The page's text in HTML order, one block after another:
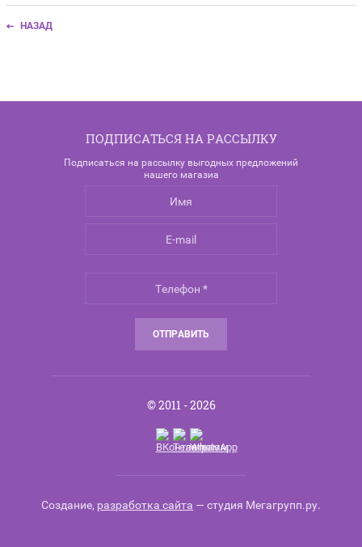
НАЗАД
ПОДПИСАТЬСЯ НА РАССЫЛКУ
Подписаться на рассылку выгодных предложений
нашего магазиа
ОТПРАВИТЬ
© 2011 - 2026
Создание, разработка сайта — студия Мегагрупп.ру.